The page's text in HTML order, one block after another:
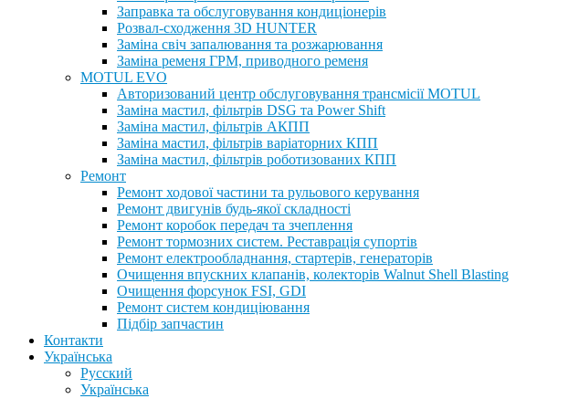
Заправка та обслуговування кондиціонерів
Розвал-сходження 3D HUNTER
Заміна свіч запалювання та розжарювання
Заміна ременя ГРМ, приводного ременя
MOTUL EVO
Авторизований центр обслуговування трансмісії MOTUL
Заміна мастил, фільтрів DSG та Power Shift
Заміна мастил, фільтрів АКПП
Заміна мастил, фільтрів варіаторних КПП
Заміна мастил, фільтрів роботизованих КПП
Ремонт
Ремонт ходової частини та рульового керування
Ремонт двигунів будь-якої складності
Ремонт коробок передач та зчеплення
Ремонт тормозних систем. Реставрація супортів
Ремонт електрообладнання, стартерів, генераторів
Очищення впускних клапанів, колекторів Walnut Shell Blasting
Очищення форсунок FSI, GDI
Ремонт систем кондиціювання
Підбір запчастин
Контакти
Українська
Русский
Українська